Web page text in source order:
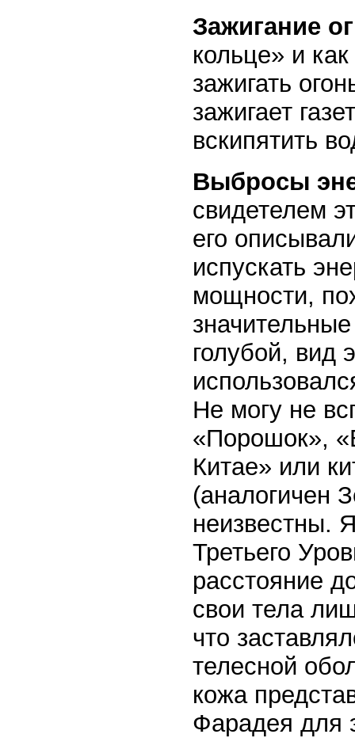
Зажигание
кольце» и
зажигать
зажигает
вскипятить
Выбросы
свидетелем
его
испускать
мощности,
голубой, вид
Не могу не
«Порошок»,
Китае» или
(аналогичен
неизвестны.
Третьего
расстояние
свои тела
что
телесной
кожа
Фарадея для